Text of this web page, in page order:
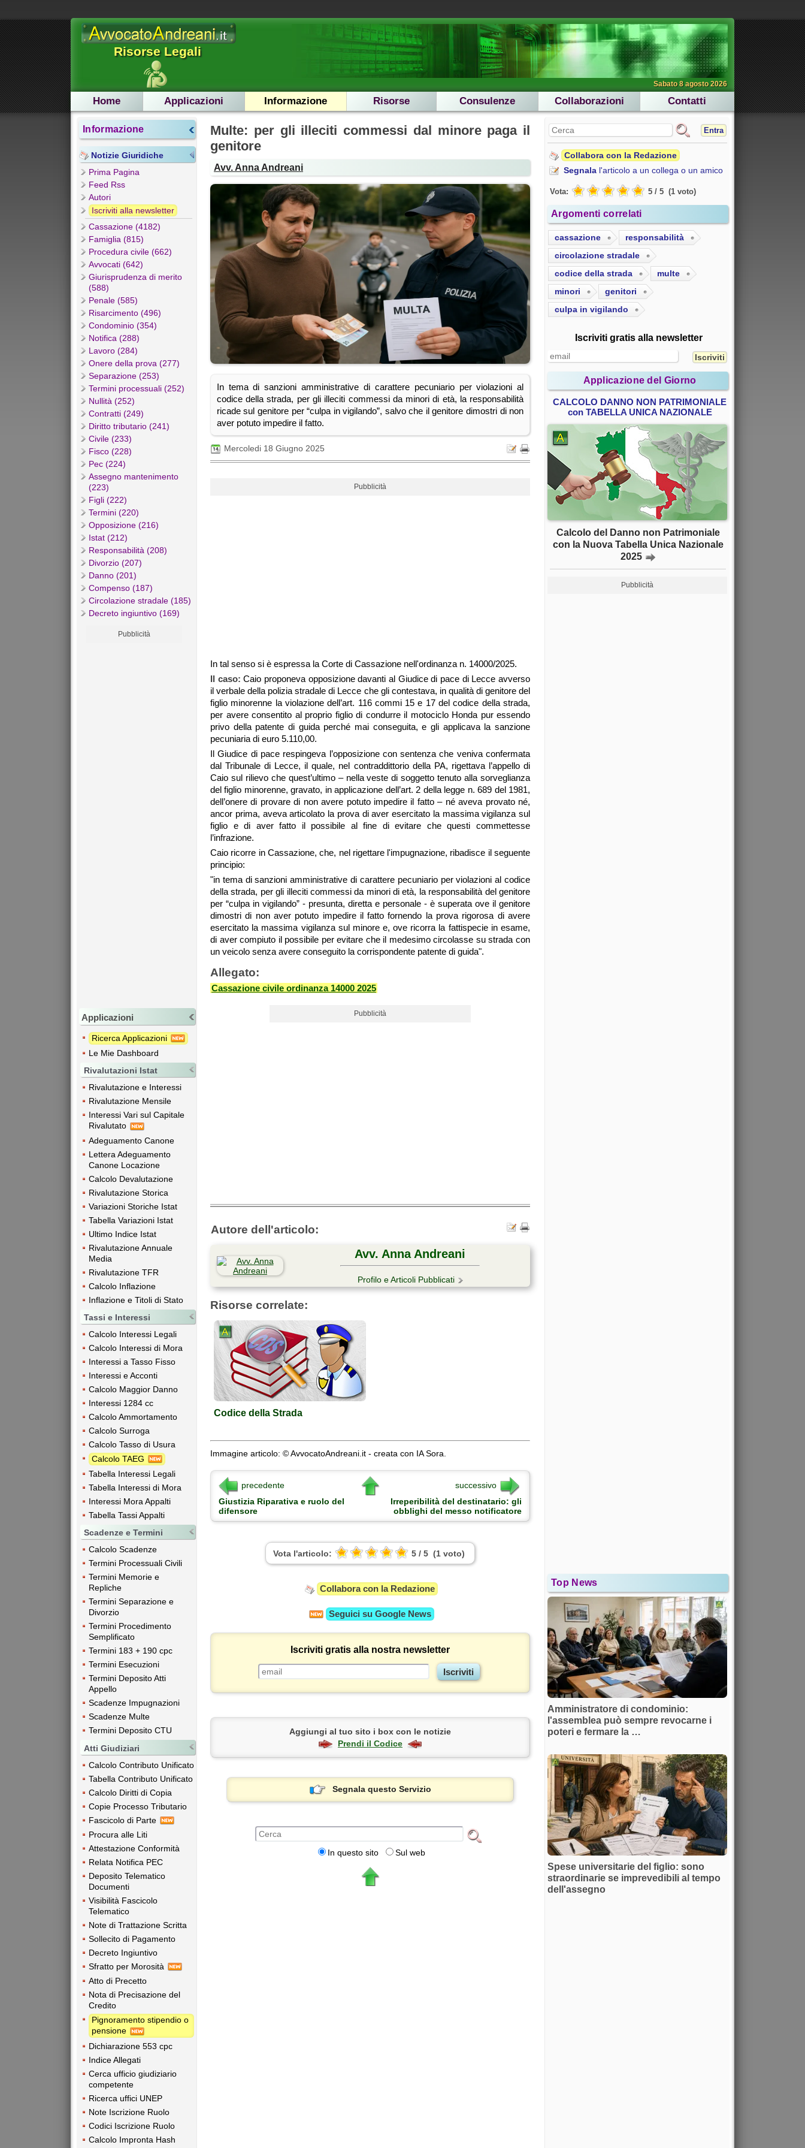
Risorse Legali
Sabato 8 agosto 2026
Home Applicazioni Informazione Risorse Consulenze Collaborazioni Contatti
Informazione
Notizie Giuridiche
Prima Pagina
Feed Rss
Autori
Iscriviti alla newsletter
Cassazione (4182)
Famiglia (815)
Procedura civile (662)
Avvocati (642)
Giurisprudenza di merito
(588)
Penale (585)
Risarcimento (496)
Condominio (354)
Notifica (288)
Lavoro (284)
Onere della prova (277)
Separazione (253)
Termini processuali (252)
Nullità (252)
Contratti (249)
Diritto tributario (241)
Civile (233)
Fisco (228)
Pec (224)
Assegno mantenimento
(223)
Figli (222)
Termini (220)
Opposizione (216)
Istat (212)
Responsabilità (208)
Divorzio (207)
Danno (201)
Compenso (187)
Circolazione stradale (185)
Decreto ingiuntivo (169)
Pubblicità
Applicazioni
Ricerca Applicazioni
Le Mie Dashboard
Rivalutazioni Istat
Rivalutazione e Interessi
Rivalutazione Mensile
Interessi Vari sul Capitale
Rivalutato
Adeguamento Canone
Lettera Adeguamento
Canone Locazione
Calcolo Devalutazione
Rivalutazione Storica
Variazioni Storiche Istat
Tabella Variazioni Istat
Ultimo Indice Istat
Rivalutazione Annuale
Media
Rivalutazione TFR
Calcolo Inflazione
Inflazione e Titoli di Stato
Tassi e Interessi
Calcolo Interessi Legali
Calcolo Interessi di Mora
Interessi a Tasso Fisso
Interessi e Acconti
Calcolo Maggior Danno
Interessi 1284 cc
Calcolo Ammortamento
Calcolo Surroga
Calcolo Tasso di Usura
Calcolo TAEG
Tabella Interessi Legali
Tabella Interessi di Mora
Interessi Mora Appalti
Tabella Tassi Appalti
Scadenze e Termini
Calcolo Scadenze
Termini Processuali Civili
Termini Memorie e
Repliche
Termini Separazione e
Divorzio
Termini Procedimento
Semplificato
Termini 183 + 190 cpc
Termini Esecuzioni
Termini Deposito Atti
Appello
Scadenze Impugnazioni
Scadenze Multe
Termini Deposito CTU
Atti Giudiziari
Calcolo Contributo Unificato
Tabella Contributo Unificato
Calcolo Diritti di Copia
Copie Processo Tributario
Fascicolo di Parte
Procura alle Liti
Attestazione Conformità
Relata Notifica PEC
Deposito Telematico
Documenti
Visibilità Fascicolo
Telematico
Note di Trattazione Scritta
Sollecito di Pagamento
Decreto Ingiuntivo
Sfratto per Morosità
Atto di Precetto
Nota di Precisazione del
Credito
Pignoramento stipendio o
pensione
Dichiarazione 553 cpc
Indice Allegati
Cerca ufficio giudiziario
competente
Ricerca uffici UNEP
Note Iscrizione Ruolo
Codici Iscrizione Ruolo
Calcolo Impronta Hash
Multe: per gli illeciti commessi dal minore paga il
genitore
Avv. Anna Andreani
In tema di sanzioni amministrative di carattere pecuniario per violazioni al
codice della strada, per gli illeciti commessi da minori di età, la responsabilità
ricade sul genitore per “culpa in vigilando”, salvo che il genitore dimostri di non
aver potuto impedire il fatto.
Mercoledi 18 Giugno 2025
Pubblicità
In tal senso si è espressa la Corte di Cassazione nell'ordinanza n. 14000/2025.
Il caso:Caio proponeva opposizione davanti al Giudice di pace di Lecce avverso
il verbale della polizia stradale di Lecce che gli contestava, in qualità di genitore del
figlio minorenne la violazione dell’art. 116 commi 15 e 17 del codice della strada,
per avere consentito al proprio figlio di condurre il motociclo Honda pur essendo
privo della patente di guida perché mai conseguita, e gli applicava la sanzione
pecuniaria di euro 5.110,00.
Il Giudice di pace respingeva l’opposizione con sentenza che veniva confermata
dal Tribunale di Lecce, il quale, nel contraddittorio della PA, rigettava l’appello di
Caio sul rilievo che quest’ultimo – nella veste di soggetto tenuto alla sorveglianza
del figlio minorenne, gravato, in applicazione dell’art. 2 della legge n. 689 del 1981,
dell’onere di provare di non avere potuto impedire il fatto – né aveva provato né,
ancor prima, aveva articolato la prova di aver esercitato la massima vigilanza sul
figlio e di aver fatto il possibile al fine di evitare che questi commettesse
l’infrazione.
Caio ricorre in Cassazione, che, nel rigettare l'impugnazione, ribadisce il seguente
principio:
"in tema di sanzioni amministrative di carattere pecuniario per violazioni al codice
della strada, per gli illeciti commessi da minori di età, la responsabilità del genitore
per “culpa in vigilando” - presunta, diretta e personale - è superata ove il genitore
dimostri di non aver potuto impedire il fatto fornendo la prova rigorosa di avere
esercitato la massima vigilanza sul minore e, ove ricorra la fattispecie in esame,
di aver compiuto il possibile per evitare che il medesimo circolasse su strada con
un veicolo senza avere conseguito la corrispondente patente di guida".
Allegato:
Cassazione civile ordinanza 14000 2025
Pubblicità
Autore dell'articolo:
Avv. Anna Andreani
Profilo e Articoli Pubblicati
Risorse correlate:
Codice della Strada
Immagine articolo: © AvvocatoAndreani.it - creata con IA Sora.
precedente
successivo
Giustizia Riparativa e ruolo del
difensore
Irreperibilità del destinatario: gli
obblighi del messo notificatore
Vota l'articolo: 5 / 5 (1 voto)
Collabora con la Redazione
Seguici su Google News
Iscriviti gratis alla nostra newsletter
Aggiungi al tuo sito i box con le notizie
Prendi il Codice
Segnala questo Servizio
In questo sito Sul web
Entra
Collabora con la Redazione
Segnala l'articolo a un collega o un amico
Vota: 5 / 5 (1 voto)
Argomenti correlati
cassazione
responsabilità
circolazione stradale
codice della strada
multe
minori
genitori
culpa in vigilando
Iscriviti gratis alla newsletter
Applicazione del Giorno
CALCOLO DANNO NON PATRIMONIALE
con TABELLA UNICA NAZIONALE
Calcolo del Danno non Patrimoniale
con la Nuova Tabella Unica Nazionale
2025
Pubblicità
Top News
Amministratore di condominio:
l'assemblea può sempre revocarne i
poteri e fermare la …
Spese universitarie del figlio: sono
straordinarie se imprevedibili al tempo
dell'assegno